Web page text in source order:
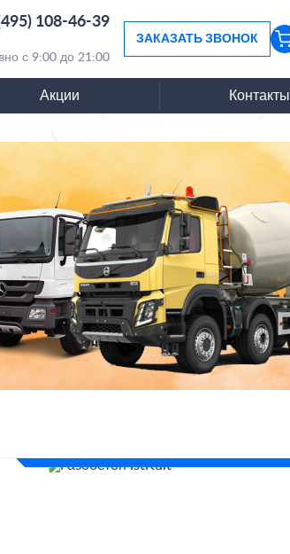
108-46-39
с 9:00 до 21:00
ЗАКАЗАТЬ ЗВОНОК
Акции Контакты